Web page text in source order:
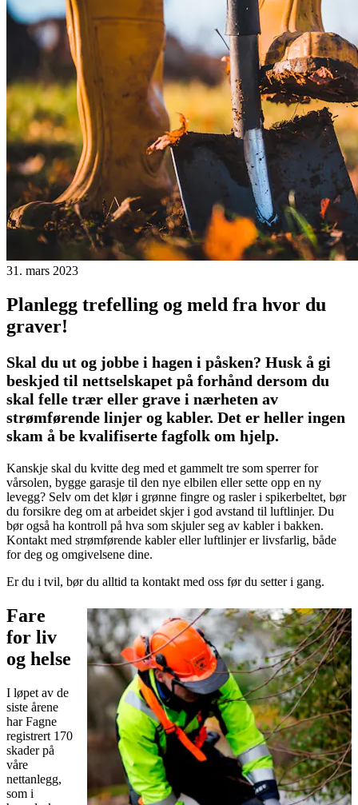
31. mars 2023
Planlegg trefelling og meld fra hvor du
graver!
Skal du ut og jobbe i hagen i påsken? Husk å gi
beskjed til nettselskapet på forhånd dersom du
skal felle trær eller grave i nærheten av
strømførende linjer og kabler. Det er heller ingen
skam å be kvalifiserte fagfolk om hjelp.
Kanskje skal du kvitte deg med et gammelt tre som sperrer for
vårsolen, bygge garasje til den nye elbilen eller sette opp en ny
levegg? Selv om det klør i grønne fingre og rasler i spikerbeltet, bør
du forsikre deg om at arbeidet skjer i god avstand til luftlinjer. Du
bør også ha kontroll på hva som skjuler seg av kabler i bakken.
Kontakt med strømførende kabler eller luftlinjer er livsfarlig, både
for deg og omgivelsene dine.
Er du i tvil, bør du alltid ta kontakt med oss før du setter i gang.
Fare
for liv
og helse
I løpet av de
siste årene
har Fagne
registrert 170
skader på
våre
nettanlegg,
som i